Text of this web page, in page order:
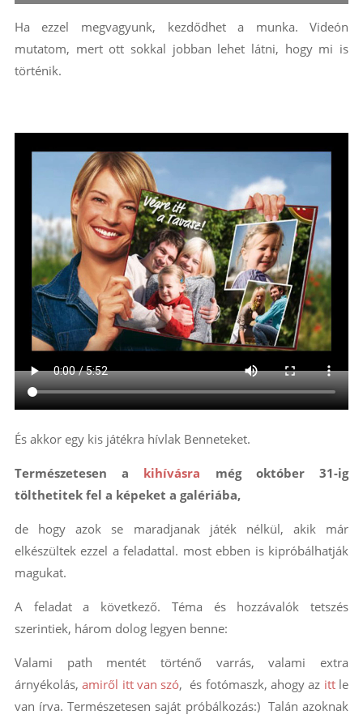
Ha ezzel megvagyunk, kezdődhet a munka. Videón
mutatom, mert ott sokkal jobban lehet látni, hogy mi is
történik.
És akkor egy kis játékra hívlak Benneteket.
Természetesen a kihívásra még október 31-ig
tölthetitek fel a képeket a galériába,
de hogy azok se maradjanak játék nélkül, akik már
elkészültek ezzel a feladattal. most ebben is kipróbálhatják
magukat.
A feladat a következő. Téma és hozzávalók tetszés
szerintiek, három dolog legyen benne:
Valami path mentét történő varrás, valami extra
árnyékolás,amiről itt van szó, és fotómaszk, ahogy az ittle
van írva. Természetesen saját próbálkozás:) Talán azoknak